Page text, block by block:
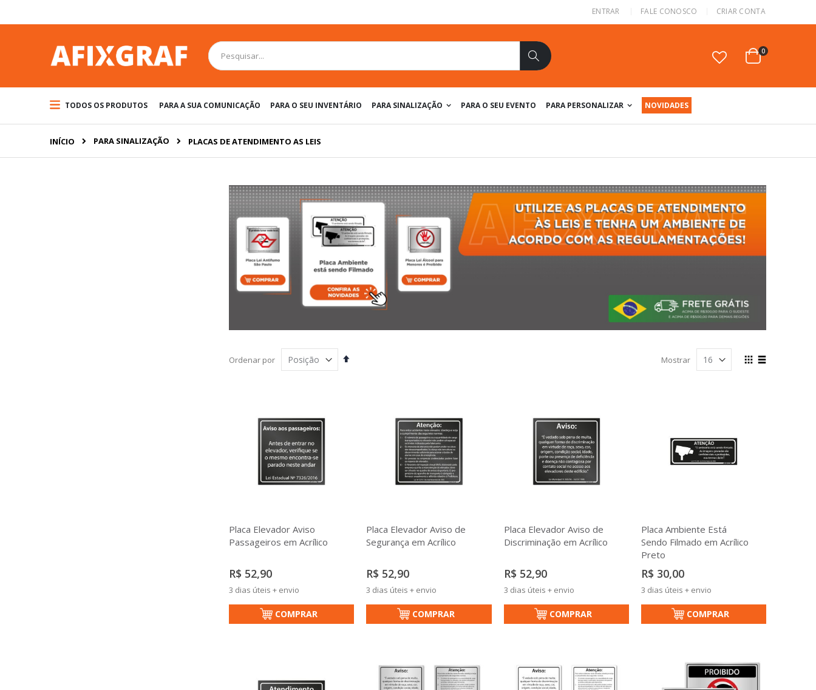
para
conteúdo
ENTRAR FALE CONOSCO CRIAR CONTA
Cart
0itens
Pesquisa
TODOS OS PRODUTOS PARA A SUA COMUNICAÇÃO PARA O SEU INVENTÁRIO PARA SINALIZAÇÃO PARA O SEU EVENTO PARA PERSONALIZAR NOVIDADES
INÍCIO PARA SINALIZAÇÃO PLACAS DE ATENDIMENTO AS LEIS
Ordenar por
Definir
Ver
Mostrar
Placa Elevador Aviso
Passageiros em Acrílico
R$ 52,90
3 dias úteis + envio
COMPRAR
Placa Elevador Aviso de
Segurança em Acrílico
R$ 52,90
3 dias úteis + envio
COMPRAR
Placa Elevador Aviso de
Discriminação em Acrílico
R$ 52,90
3 dias úteis + envio
COMPRAR
Placa Ambiente Está
Sendo Filmado em Acrílico
Preto
R$ 30,00
3 dias úteis + envio
COMPRAR